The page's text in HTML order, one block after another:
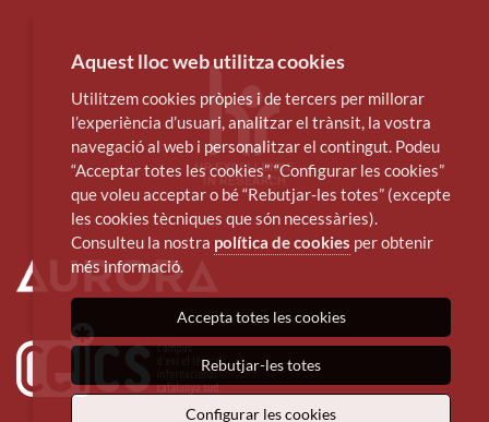
Aquest lloc web utilitza cookies
Utilitzem cookies pròpies i de tercers per millorar
l’experiència d’usuari, analitzar el trànsit, la vostra
navegació al web i personalitzar el contingut. Podeu
“Acceptar totes les cookies”, “Configurar les cookies”
que voleu acceptar o bé “Rebutjar-les totes” (excepte
les cookies tècniques que són necessàries).
Consulteu la nostra política de cookies per obtenir
més informació.
Accepta totes les cookies
Rebutjar-les totes
Configurar les cookies